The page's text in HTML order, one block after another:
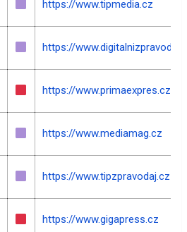
https://www.tipmedia.cz
https://
https://www.primaexpres.cz
https://www.mediamag.cz
https://www.tipzpravodaj.cz
https://www.gigapress.cz